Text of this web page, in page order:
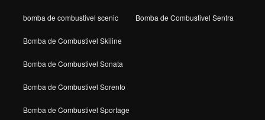
bomba de combustivel scenic Bomba de Combustivel Sentra
Bomba de Combustivel Skiline
Bomba de Combustivel Sonata
Bomba de Combustivel Sorento
Bomba de Combustivel Sportage